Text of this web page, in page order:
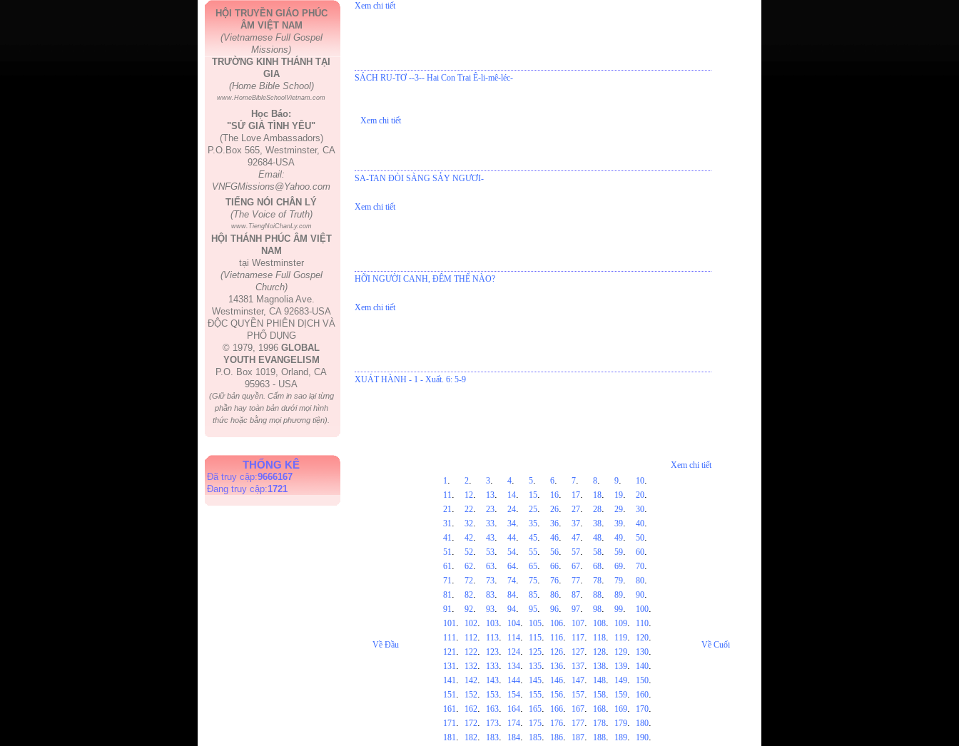
HỘI TRUYỀN GIÁO PHÚC
ÂM VIỆT NAM
(Vietnamese Full Gospel
Missions)
TRƯỜNG KINH THÁNH TẠI
GIA
(Home Bible School)
www.HomeBibleSchoolVietnam.com
Học Báo:
"SỨ GIẢ TÌNH YÊU"
(The Love Ambassadors)
P.O.Box 565, Westminster, CA
92684-USA
Email:
VNFGMissions@Yahoo.com
TIẾNG NÓI CHÂN LÝ
(The Voice of Truth)
www.TiengNoiChanLy.com
HỘI THÁNH PHÚC ÂM VIỆT
NAM
tại Westminster
(Vietnamese Full Gospel
Church)
14381 Magnolia Ave.
Westminster, CA 92683-USA
ĐỘC QUYỀN PHIÊN DỊCH VÀ
PHỔ DỤNG
© 1979, 1996 GLOBAL
YOUTH EVANGELISM
P.O. Box 1019, Orland, CA
95963 - USA
(Giữ bản quyền. Cấm in sao lại từng
phần hay toàn bản dưới mọi hình
thức hoặc bằng mọi phương tiện).
THỐNG KÊ
Đã truy cập:9666167
Đang truy cập:1721
Xem chi tiết
SÁCH RU-TƠ --3-- Hai Con Trai Ê-li-mê-léc-
Xem chi tiết
SA-TAN ĐÒI SÀNG SẢY NGƯƠI-
Xem chi tiết
HỠI NGƯỜI CANH, ĐÊM THỂ NÀO?
Xem chi tiết
XUÁT HÀNH - 1 - Xuất. 6: 5-9
Xem chi tiết
Về Đầu
1. 2. 3. 4. 5. 6. 7. 8. 9. 10.
11. 12. 13. 14. 15. 16. 17. 18. 19. 20.
21. 22. 23. 24. 25. 26. 27. 28. 29. 30.
31. 32. 33. 34. 35. 36. 37. 38. 39. 40.
41. 42. 43. 44. 45. 46. 47. 48. 49. 50.
51. 52. 53. 54. 55. 56. 57. 58. 59. 60.
61. 62. 63. 64. 65. 66. 67. 68. 69. 70.
71. 72. 73. 74. 75. 76. 77. 78. 79. 80.
81. 82. 83. 84. 85. 86. 87. 88. 89. 90.
91. 92. 93. 94. 95. 96. 97. 98. 99. 100.
101. 102. 103. 104. 105. 106. 107. 108. 109. 110.
111. 112. 113. 114. 115. 116. 117. 118. 119. 120.
121. 122. 123. 124. 125. 126. 127. 128. 129. 130.
131. 132. 133. 134. 135. 136. 137. 138. 139. 140.
141. 142. 143. 144. 145. 146. 147. 148. 149. 150.
151. 152. 153. 154. 155. 156. 157. 158. 159. 160.
161. 162. 163. 164. 165. 166. 167. 168. 169. 170.
171. 172. 173. 174. 175. 176. 177. 178. 179. 180.
181. 182. 183. 184. 185. 186. 187. 188. 189. 190.
Về Cuối